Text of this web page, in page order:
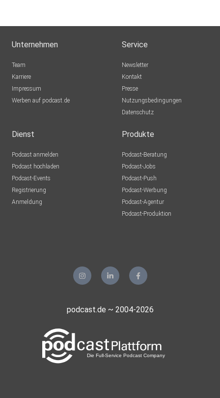
Unternehmen
Team
Karriere
Impressum
Werben auf podcast.de
Service
Newsletter
Kontakt
Presse
Nutzungsbedingungen
Datenschutz
Dienst
Podcast anmelden
Podcast hochladen
Podcast-Events
Registrierung
Anmeldung
Produkte
Podcast-Beratung
Podcast-Jobs
Podcast-Push
Podcast-Werbung
Podcast-Agentur
Podcast-Produktion
podcast.de ~ 2004-2026